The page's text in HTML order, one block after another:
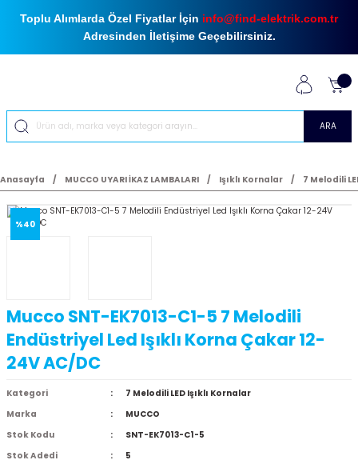
Toplu Alımlarda Özel Fiyatlar İçin info@find-elektrik.com.tr
Adresinden İletişime Geçebilirsiniz.
ARA
Anasayfa MUCCO UYARI İKAZ LAMBALARI Işıklı Kornalar 7 Melodili
%40
Mucco SNT-EK7013-C1-5 7 Melodili
Endüstriyel Led Işıklı Korna Çakar 12-
24V AC/DC
Kategori
7 Melodili LED Işıklı Kornalar
Marka
MUCCO
Stok Kodu
SNT-EK7013-C1-5
Stok Adedi
5